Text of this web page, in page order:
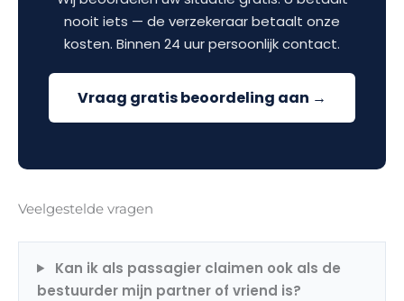
nooit iets — de verzekeraar betaalt onze
kosten. Binnen 24 uur persoonlijk contact.
Vraag gratis beoordeling aan →
Veelgestelde vragen
Kan ik als passagier claimen ook als de
bestuurder mijn partner of vriend is?